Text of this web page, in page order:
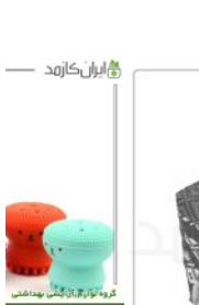
و شو ندارد و جذبی